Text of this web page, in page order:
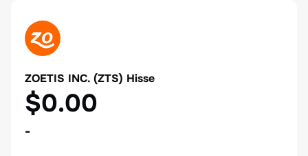
ZOETIS INC. (ZTS) Hisse
$0.00
-